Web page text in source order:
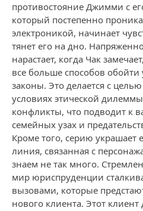
противостояние Джимми с
который постепенно
электроникой, начинает
тянет его на дно.
нарастает, когда Чак
все больше способов
законы. Это делается с
условиях этической
конфликты, что подводит к
семейных узах и
Кроме того, серию украшает
линия, связанная с
знаем не так много.
мир юриспруденции
вызовами, которые
нового клиента. Этот клиент